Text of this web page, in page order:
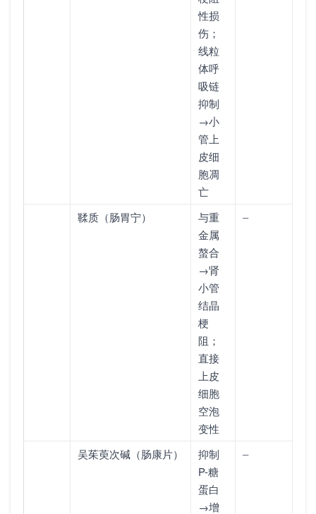
性损
伤；
线粒
体呼
吸链
抑制
→小
管上
皮细
胞凋
亡
鞣质（肠胃宁）
与重
金属
螯合
→肾
小管
结晶
梗
阻；
直接
上皮
细胞
空泡
变性
–
吴茱萸次碱（肠康片）
抑制
P-糖
蛋白
→增
–